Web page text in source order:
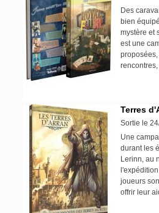
Des
bien
mystère et
est une
Terres
Sortie le
Une
durant les
Lerinn, au
joueurs
offrir leur